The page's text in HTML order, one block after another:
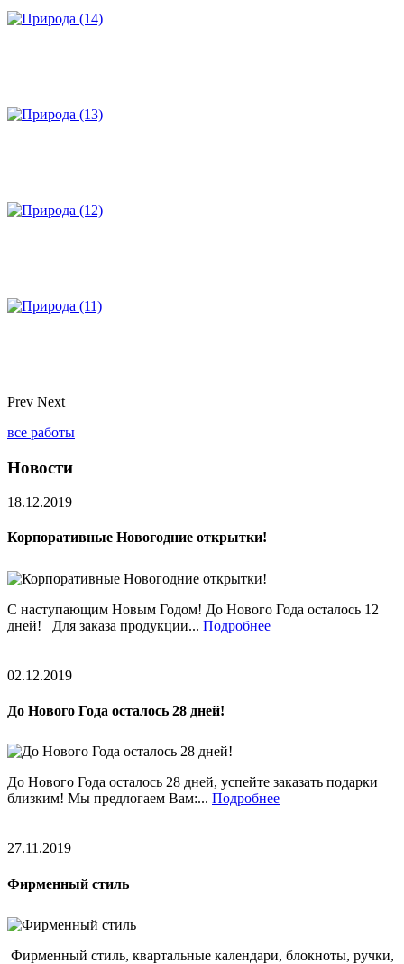
Prev Next
все работы
Новости
18.12.2019
Корпоративные Новогодние открытки!
С наступающим Новым Годом! До Нового Года осталось 12
дней! Для заказа продукции... Подробнее
02.12.2019
До Нового Года осталось 28 дней!
До Нового Года осталось 28 дней, успейте заказать подарки
близким! Мы предлогаем Вам:... Подробнее
27.11.2019
Фирменный стиль
Фирменный стиль, квартальные календари, блокноты, ручки,